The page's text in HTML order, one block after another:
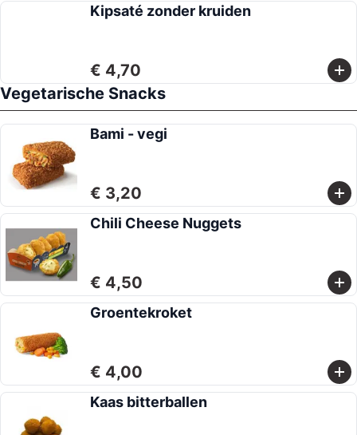
Kipsaté zonder kruiden
€ 4,70
Vegetarische Snacks
Bami - vegi
€ 3,20
Chili Cheese Nuggets
€ 4,50
Groentekroket
€ 4,00
Kaas bitterballen